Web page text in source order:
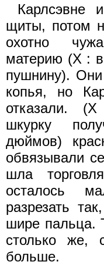
Карлсэвне
щиты, потом
охотно
материю (X :
пушнину).
копья, но
отказали.
шкурку
дюймов)
обвязывали
шла
осталось
разрезать
шире пальца.
столько же,
больше.